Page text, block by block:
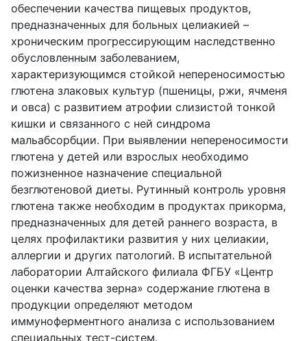
обеспечении качества пищевых продуктов,
предназначенных для больных целиакией –
хроническим прогрессирующим наследственно
обусловленным заболеванием,
характеризующимся стойкой непереносимостью
глютена злаковых культур (пшеницы, ржи, ячменя
и овса) с развитием атрофии слизистой тонкой
кишки и связанного с ней синдрома
мальабсорбции. При выявлении непереносимости
глютена у детей или взрослых необходимо
пожизненное назначение специальной
безглютеновой диеты. Рутинный контроль уровня
глютена также необходим в продуктах прикорма,
предназначенных для детей раннего возраста, в
целях профилактики развития у них целиакии,
аллергии и других патологий. В испытательной
лаборатории Алтайского филиала ФГБУ «Центр
оценки качества зерна» содержание глютена в
продукции определяют методом
иммуноферментного анализа с использованием
специальных тест-систем.